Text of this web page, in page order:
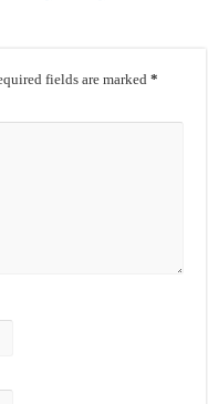
fields are marked*